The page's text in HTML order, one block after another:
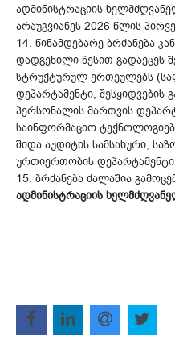
ადმინისტრაციის
არაუგვიანეს 2026 წლის
14. წინამდებარე ბრძანება
დადგენილი წესით გადაეცეს
სტრუქტურულ ერთეულებს
დეპარტამენტი, შესყიდვების
პერსონალის მართვის
საინფორმაციო
შიდა აუდიტის სამსახური,
ურთიერთობის
15. ბრძანება ძალაშია
ადმინისტრაციის